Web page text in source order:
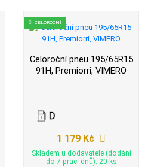
CELOROČNÍ
Celoroční pneu 195/65R15
91H, Premiorri, VIMERO
1 179 Kč
Skladem u dodavatele (dodání
do 7 prac. dnů): 20 ks